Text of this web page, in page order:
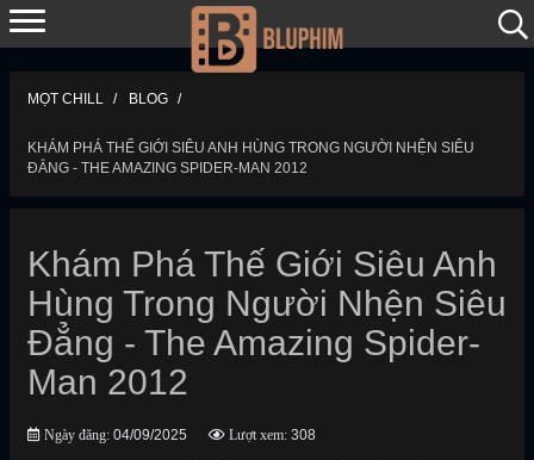
MỌT CHILL BLOG
KHÁM PHÁ THẾ GIỚI SIÊU ANH HÙNG TRONG NGƯỜI NHỆN SIÊU
ĐẲNG - THE AMAZING SPIDER-MAN 2012
Khám Phá Thế Giới Siêu Anh
Hùng Trong Người Nhện Siêu
Đẳng - The Amazing Spider-
Man 2012
Ngày đăng: 04/09/2025 Lượt xem: 308